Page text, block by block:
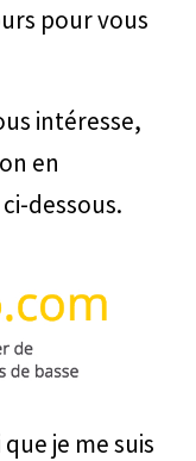
pour vous
intéresse,
en
dessous.
je me suis